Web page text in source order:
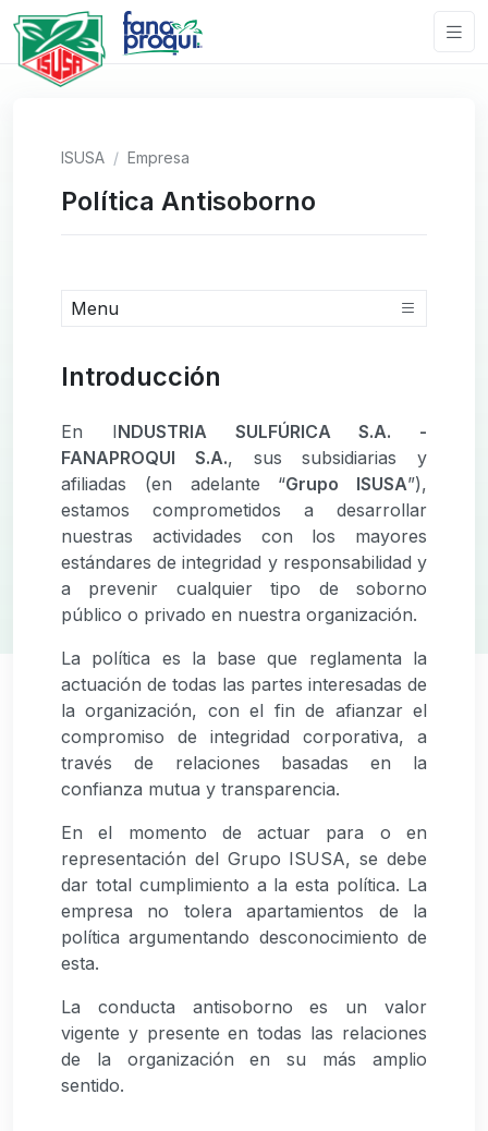
ISUSA Empresa
Política Antisoborno
Menu
Introducción
En INDUSTRIA SULFÚRICA S.A. -
FANAPROQUI S.A., sus subsidiarias y
afiliadas (en adelante “Grupo ISUSA”),
estamos comprometidos a desarrollar
nuestras actividades con los mayores
estándares de integridad y responsabilidad y
a prevenir cualquier tipo de soborno
público o privado en nuestra organización.
La política es la base que reglamenta la
actuación de todas las partes interesadas de
la organización, con el fin de afianzar el
compromiso de integridad corporativa, a
través de relaciones basadas en la
confianza mutua y transparencia.
En el momento de actuar para o en
representación del Grupo ISUSA, se debe
dar total cumplimiento a la esta política. La
empresa no tolera apartamientos de la
política argumentando desconocimiento de
esta.
La conducta antisoborno es un valor
vigente y presente en todas las relaciones
de la organización en su más amplio
sentido.